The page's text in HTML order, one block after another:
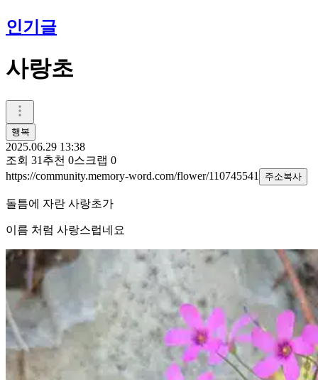
인기글
사랑초
행복
2025.06.29 13:38
조회 31 추천 0스크랩 0
https://community.memory-word.com/flower/110745541
주소복사
돌틈에 자란 사랑초가
이름 처럼 사랑스럽네요